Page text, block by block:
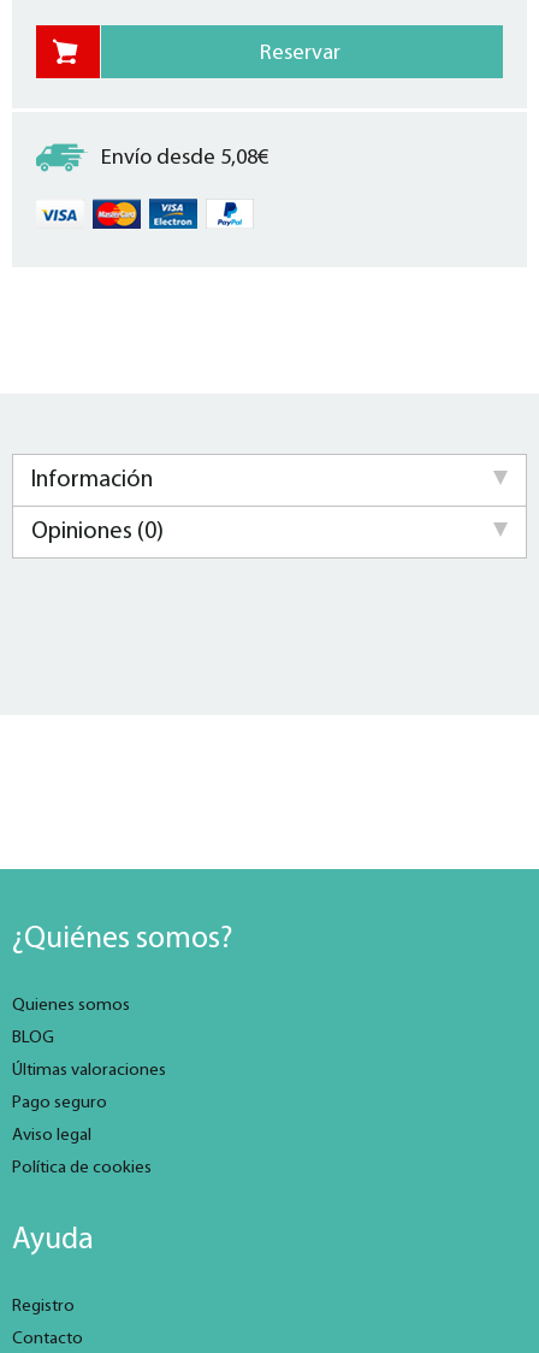
Envío desde 5,08€
Información
Opiniones (0)
¿Quiénes somos?
Quienes somos
BLOG
Últimas valoraciones
Pago seguro
Aviso legal
Política de cookies
Ayuda
Registro
Contacto